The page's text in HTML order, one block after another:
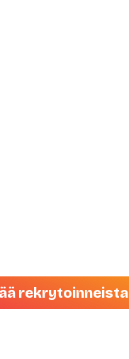
rekrytoinneista